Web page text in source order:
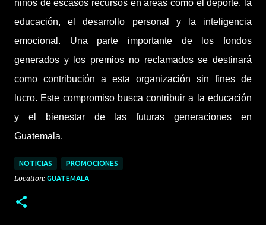
niños de escasos recursos en áreas como el deporte, la
educación, el desarrollo personal y la inteligencia
emocional. Una parte importante de los fondos
generados y los premios no reclamados se destinará
como contribución a esta organización sin fines de
lucro. Este compromiso busca contribuir a la educación
y el bienestar de las futuras generaciones en
Guatemala.
NOTICIAS PROMOCIONES
Location: GUATEMALA